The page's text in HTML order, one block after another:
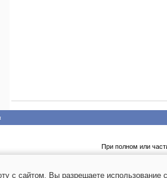
При полном или
с сайтом, Вы разрешаете использование